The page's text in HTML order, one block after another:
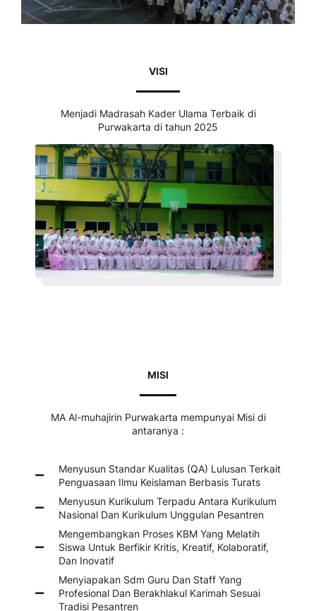
VISI
Menjadi Madrasah Kader Ulama Terbaik di
Purwakarta di tahun 2025
MISI
MA Al-muhajirin Purwakarta mempunyai Misi di
antaranya :
Menyusun Standar Kualitas (QA) Lulusan Terkait
Penguasaan Ilmu Keislaman Berbasis Turats
Menyusun Kurikulum Terpadu Antara Kurikulum
Nasional Dan Kurikulum Unggulan Pesantren
Mengembangkan Proses KBM Yang Melatih
Siswa Untuk Berfikir Kritis, Kreatif, Kolaboratif,
Dan Inovatif
Menyiapakan Sdm Guru Dan Staff Yang
Profesional Dan Berakhlakul Karimah Sesuai
Tradisi Pesantren